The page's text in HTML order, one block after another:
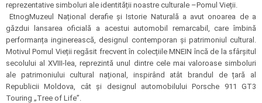
reprezentative simboluri ale identității noastre culturale –Pomul Vieții.
EtnogMuzeul Național derafie și Istorie Naturală a avut onoarea de a
găzdui lansarea oficială a acestui automobil remarcabil, care îmbină
performanța inginerească, designul contemporan și patrimoniul cultural.
Motivul Pomul Vieții regăsit frecvent în colecțiile MNEIN încă de la sfârșitul
secolului al XVIII-lea, reprezintă unul dintre cele mai valoroase simboluri
ale patrimoniului cultural național, inspirând atât brandul de țară al
Republicii Moldova, cât și designul automobilului Porsche 911 GT3
Touring „Tree of Life”.